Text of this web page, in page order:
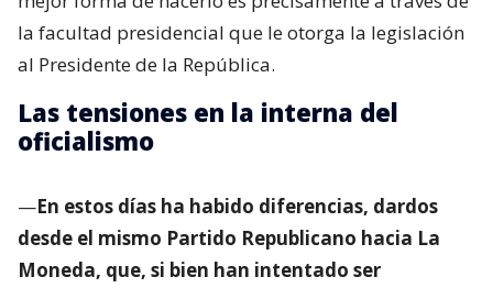
la facultad presidencial que le otorga la legislación
al Presidente de la República.
Las tensiones en la interna del
oficialismo
—En estos días ha habido diferencias, dardos
desde el mismo Partido Republicano hacia La
Moneda, que, si bien han intentado ser